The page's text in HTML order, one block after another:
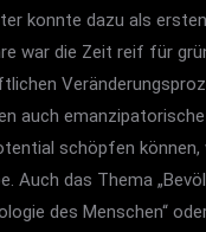
konnte dazu als
war die Zeit reif für
auch
schöpfen
Auch das Thema
des Menschen“